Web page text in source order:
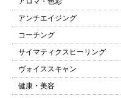
アンチエイジング
コーチング
サイマティクスヒーリング
ヴォイススキャン
健康・美容